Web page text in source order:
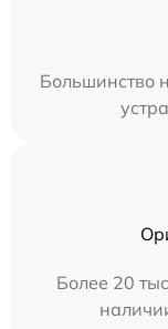
Большинство
Более 20